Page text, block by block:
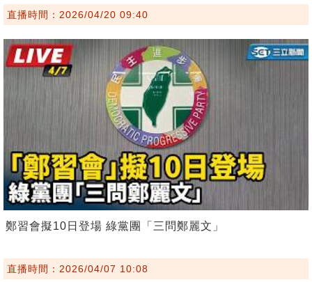
直播時間：2026/04/20 09:40
鄭習會擬10日登場 綠黨團「三問鄭麗文」
直播時間：2026/04/07 10:08